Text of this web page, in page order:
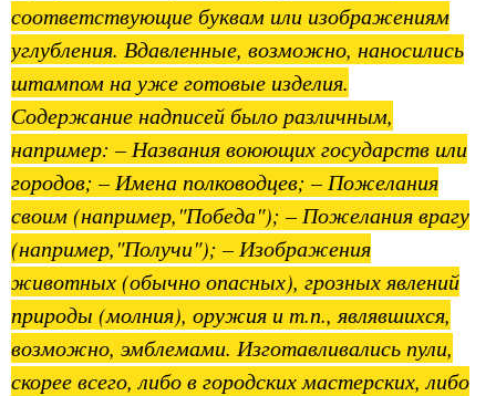
соответствующие буквам или изображениям
углубления. Вдавленные, возможно, наносились
штампом на уже готовые изделия.
Содержание надписей было различным,
например: – Названия воюющих государств или
городов; – Имена полководцев; – Пожелания
своим (например,"Победа"); – Пожелания врагу
(например,"Получи"); – Изображения
животных (обычно опасных), грозных явлений
природы (молния), оружия и т.п., являвшихся,
возможно, эмблемами. Изготавливались пули,
скорее всего, либо в городских мастерских, либо